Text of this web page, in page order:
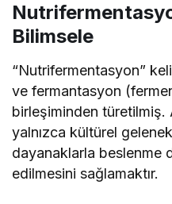
Bilimsele
“Nutrifermentasyon”
ve fermantasyon
birleşiminden türetilmiş.
yalnızca kültürel
dayanaklarla beslenme
edilmesini sağlamaktır.